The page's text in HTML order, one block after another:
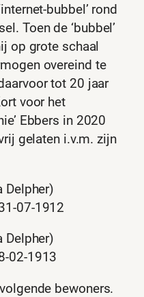
bubbel’ rond
Toen de ‘bubbel’
op grote schaal
overeind te
tot 20 jaar
voor het
Ebbers in 2020
gelaten i.v.m. zijn
Delpher)
07-1912
Delpher)
02-1913
bewoners.